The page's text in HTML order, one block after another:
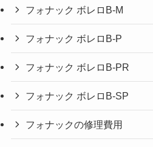
フォナック ボレロB-M
フォナック ボレロB-P
フォナック ボレロB-PR
フォナック ボレロB-SP
フォナックの修理費用